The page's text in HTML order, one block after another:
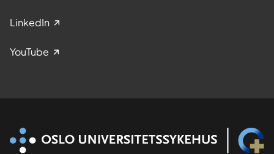
LinkedIn
YouTube